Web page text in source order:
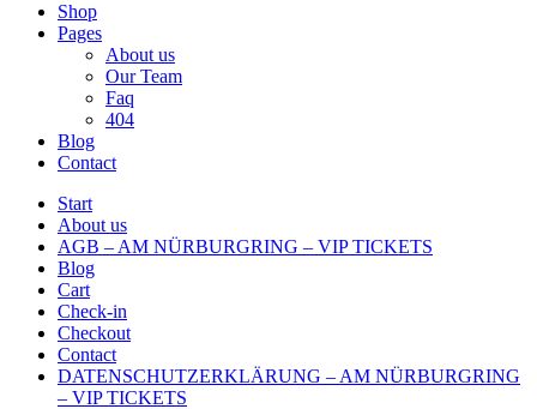
Shop
Pages
About us
Our Team
Faq
404
Blog
Contact
Start
About us
AGB – AM NÜRBURGRING – VIP TICKETS
Blog
Cart
Check-in
Checkout
Contact
DATENSCHUTZERKLÄRUNG – AM NÜRBURGRING
– VIP TICKETS